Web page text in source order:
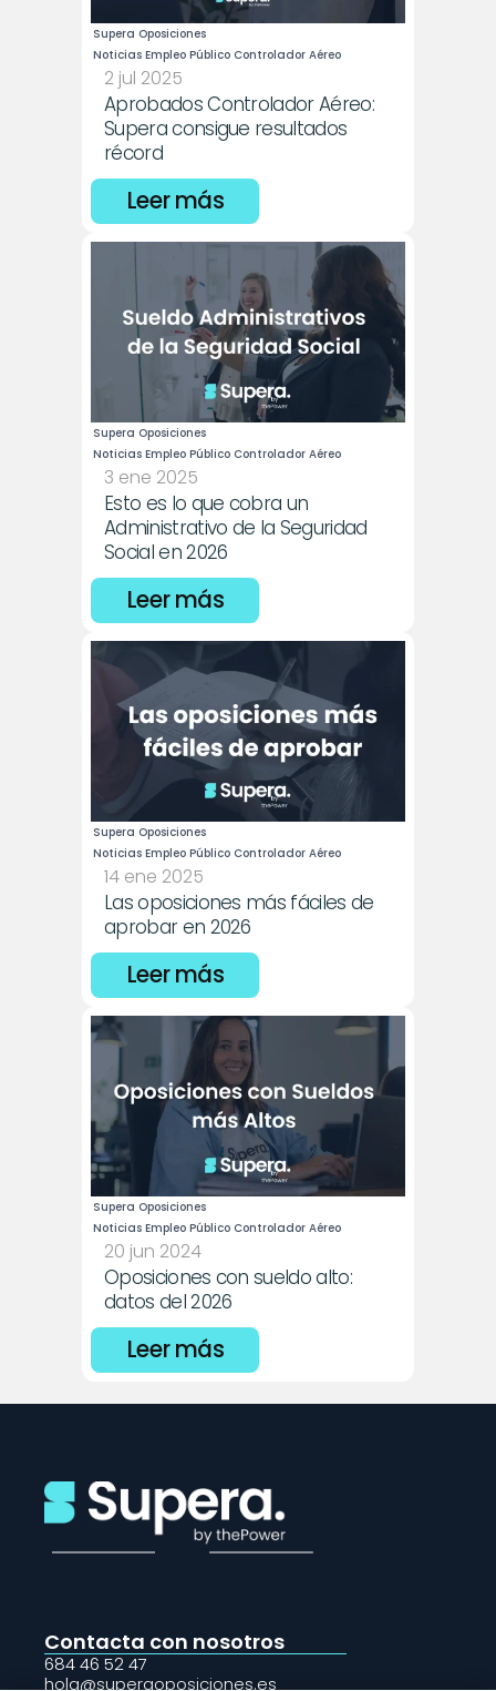
Supera Oposiciones
Noticias Empleo Público Controlador Aéreo
2 jul 2025
Aprobados Controlador Aéreo:
Supera consigue resultados
récord
Leer más
Supera Oposiciones
Noticias Empleo Público Controlador Aéreo
3 ene 2025
Esto es lo que cobra un
Administrativo de la Seguridad
Social en 2026
Leer más
Supera Oposiciones
Noticias Empleo Público Controlador Aéreo
14 ene 2025
Las oposiciones más fáciles de
aprobar en 2026
Leer más
Supera Oposiciones
Noticias Empleo Público Controlador Aéreo
20 jun 2024
Oposiciones con sueldo alto:
datos del 2026
Leer más
Contacta con nosotros
684 46 52 47
hola@superaoposiciones.es